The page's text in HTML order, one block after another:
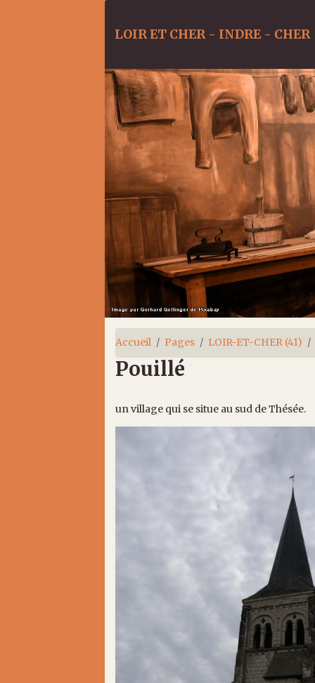
LOIR ET CHER - INDRE - CHER
Accueil Pages LOIR-ET-CHER (41)
Pouillé
un village qui se situe au sud de Thésée.